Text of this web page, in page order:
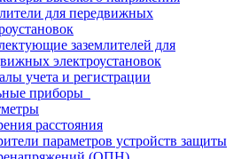
для передвижных
заземлителей для
электроустановок
учета и регистрации
приборы
расстояния
параметров устройств защиты